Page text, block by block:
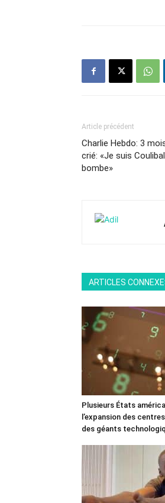
Article précédent
Charlie Hebdo: 3
crié: «Je suis
bombe»
ARTICLES
Plusieurs États
l’expansion des
des géants